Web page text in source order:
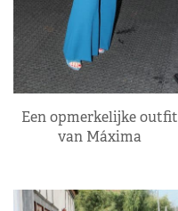
Een opmerkelijke outfit
van Máxima